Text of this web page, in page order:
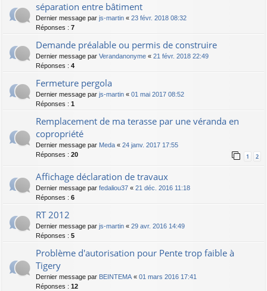
séparation entre bâtiment
Dernier message par js-martin « 23 févr. 2018 08:32
Réponses : 7
Demande préalable ou permis de construire
Dernier message par Verandanonyme « 21 févr. 2018 22:49
Réponses : 4
Fermeture pergola
Dernier message par js-martin « 01 mai 2017 08:52
Réponses : 1
Remplacement de ma terasse par une véranda en
copropriété
Dernier message par Meda « 24 janv. 2017 17:55
Réponses : 20 1 2
Affichage déclaration de travaux
Dernier message par fedaliou37 « 21 déc. 2016 11:18
Réponses : 6
RT 2012
Dernier message par js-martin « 29 avr. 2016 14:49
Réponses : 5
Problème d'autorisation pour Pente trop faible à
Tigery
Dernier message par BEINTEMA « 01 mars 2016 17:41
Réponses : 12